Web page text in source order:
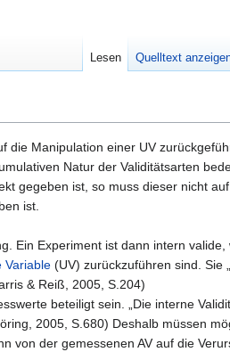
die Manipulation einer UV
Natur der Validitätsarten
gegeben ist, so muss dieser nicht
ist.
Ein Experiment ist dann intern valide,
Variable (UV) zurückzuführen sind. Sie
& Reiß, 2005, S.204)
beteiligt sein. „Die interne
2005, S.680) Deshalb müssen
von der gemessenen AV auf die
Lesen Quelltext